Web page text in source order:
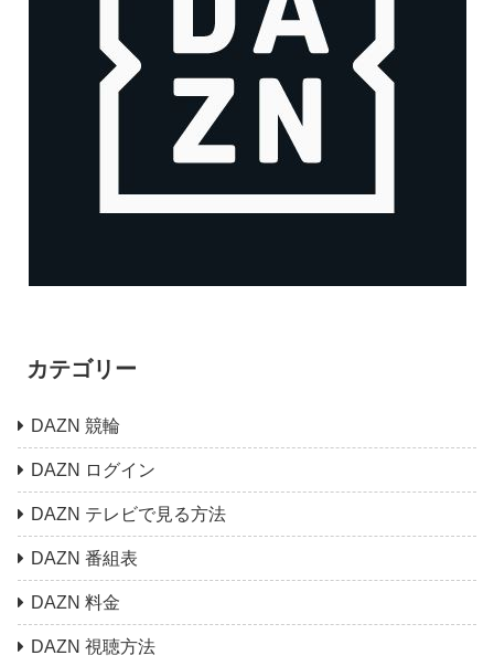
カテゴリー
DAZN 競輪
DAZN ログイン
DAZN テレビで見る方法
DAZN 番組表
DAZN 料金
DAZN 視聴方法